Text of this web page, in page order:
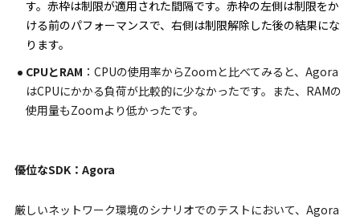
す。赤枠は制限が適用された間隔です。赤枠の左側は制限をか
ける前のパフォーマンスで、右側は制限解除した後の結果にな
ります。
CPUとRAM ：CPUの使用率からZoomと比べてみると、Agora
はCPUにかかる負荷が比較的に少なかったです。また、RAMの
使用量もZoomより低かったです。
優位なSDK：Agora
厳しいネットワーク環境のシナリオでのテストにおいて、Agora